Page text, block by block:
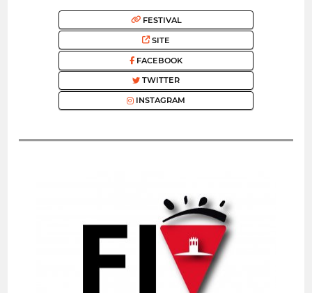
FESTIVAL
SITE
FACEBOOK
TWITTER
INSTAGRAM